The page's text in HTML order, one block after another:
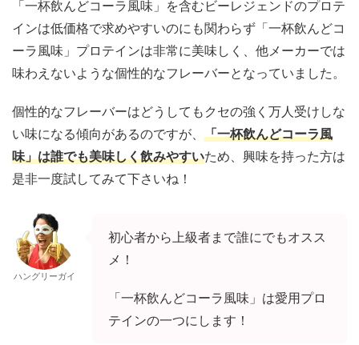
「一杯飲んどコーラ風味」を含むビーレジェンドのプロテ
インは低価格で求めやすいのにも関わらず「一杯飲んどコ
ーラ風味」プロテインは非常に美味しく、他メーカーでは
味わえないような個性的なフレーバーとなっていました。
個性的なフレーバーはどうしてもクセの強く万人受けしな
い味になる傾向があるのですが、 「一杯飲んどコーラ風
味」は誰でも美味しく飲みやすいため、興味を持った方は
是非一度試してみて下さいね！
ハングリーガイ
初心者から上級者まで誰にでもオスス
メ！
「一杯飲んどコーラ風味」は愛用プロ
テインの一つにします！